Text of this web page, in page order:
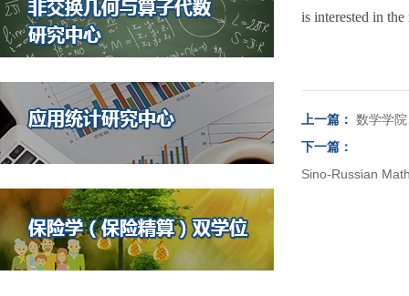
is interested in
上一篇： 数学学
下一篇：
Sino-Russian